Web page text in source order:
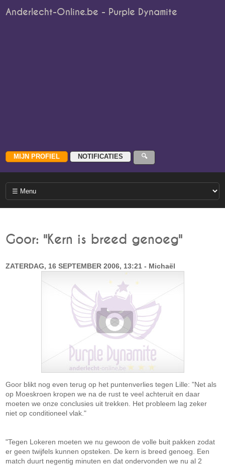
Anderlecht-Online.be - Purple Dynamite
Goor: "Kern is breed genoeg"
ZATERDAG, 16 SEPTEMBER 2006, 13:21 - Michaël
Goor blikt nog even terug op het puntenverlies tegen Lille: "Net als
op Moeskroen kropen we na de rust te veel achteruit en daar
moeten we onze conclusies uit trekken. Het probleem lag zeker
niet op conditioneel vlak."
"Tegen Lokeren moeten we nu gewoon de volle buit pakken zodat
er geen twijfels kunnen opsteken. De kern is breed genoeg. Een
match duurt negentig minuten en dat ondervonden we nu al 2